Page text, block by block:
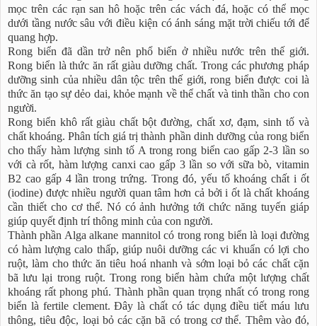
mọc trên các rạn san hô hoặc trên các vách đá, hoặc có thể mọc
dưới tầng nước sâu với điều kiện có ánh sáng mặt trời chiếu tới để
quang hợp.
Rong biển đã dần trở nên phổ biến ở nhiều nước trên thế giới.
Rong biển là thức ăn rất giàu dưỡng chất. Trong các phương pháp
dưỡng sinh của nhiều dân tộc trên thế giới, rong biển được coi là
thức ăn tạo sự dẻo dai, khỏe mạnh về thể chất và tinh thần cho con
người.
Rong biển khô rất giàu chất bột đường, chất xơ, đạm, sinh tố và
chất khoáng. Phân tích giá trị thành phần dinh dưỡng của rong biển
cho thấy hàm lượng sinh tố A trong rong biển cao gấp 2-3 lần so
với cà rốt, hàm lượng canxi cao gấp 3 lần so với sữa bò, vitamin
B2 cao gấp 4 lần trong trứng. Trong đó, yếu tố khoáng chất i ốt
(iodine) được nhiều người quan tâm hơn cả bởi i ốt là chất khoáng
cần thiết cho cơ thể. Nó có ảnh hưởng tới chức năng tuyến giáp
giúp quyết định trí thông minh của con người.
Thành phần Alga alkane mannitol có trong rong biển là loại đường
có hàm lượng calo thấp, giúp nuôi dưỡng các vi khuẩn có lợi cho
ruột, làm cho thức ăn tiêu hoá nhanh và sớm loại bỏ các chất cặn
bã lưu lại trong ruột. Trong rong biển hàm chứa một lượng chất
khoáng rất phong phú. Thành phần quan trọng nhất có trong rong
biển là fertile clement. Đây là chất có tác dụng điều tiết máu lưu
thông, tiêu độc, loại bỏ các cặn bã có trong cơ thể. Thêm vào đó,